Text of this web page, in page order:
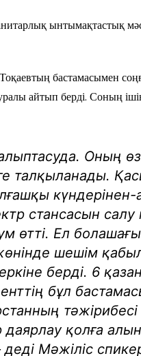
ынтымақтастық
бастамасымен
айтып берді. Соның
Оның
талқыланады.
күндерінен-
стансасын салу
өтті. Ел
шешім
берді. 6
бұл
даярлау қолға
Мәжіліс